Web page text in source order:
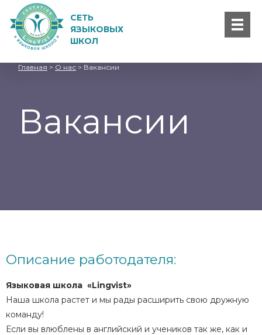
СЕТЬ
ЯЗЫКОВЫХ
ШКОЛ
Главная > О нас > Вакансии
Вакансии
Описание работодателя:
Языковая школа «Lingvist»
Наша школа растет и мы рады расширить свою дружную
команду!
Если вы влюблены в английский и учеников так же, как и